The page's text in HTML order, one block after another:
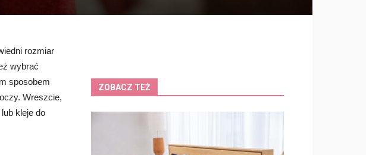
rozmiar
wybrać
sposobem
Wreszcie,
kleje do
ZOBACZ TEŻ